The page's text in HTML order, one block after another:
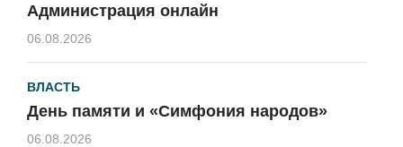
Администрация онлайн
06.08.2026
ВЛАСТЬ
День памяти и «Симфония народов»
06.08.2026